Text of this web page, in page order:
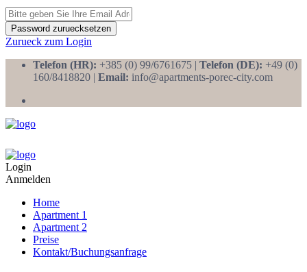
Password zuruecksetzen
Zurueck zum Login
Telefon (HR): +385 (0) 99/6761675 | Telefon (DE): +49 (0)
160/8418820 | Email: info@apartments-porec-city.com
Login
Anmelden
Home
Apartment 1
Apartment 2
Preise
Kontakt/Buchungsanfrage